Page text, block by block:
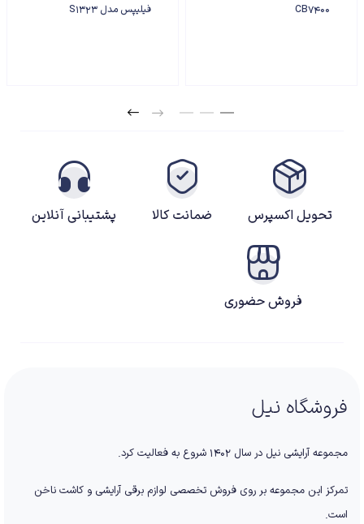
حرفه‌ای و دقیق برآورده می‌کند.
CB7400
فیلیپس مدل S1323
تحویل اکسپرس ضمانت کالا پشتیبانی آنلاین
فروش حضوری
فروشگاه نیل
مجموعه آرایشی نیل در سال ۱۴۰۲ شروع به فعالیت کرد.
تمرکز این مجموعه بر روی فروش تخصصی لوازم برقی آرایشی و کاشت ناخن
است.